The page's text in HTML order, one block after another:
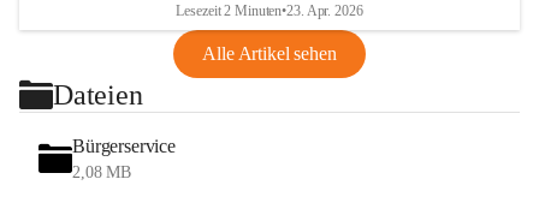
Lesezeit 2 Minuten•23. Apr. 2026
Alle Artikel sehen
Dateien
Bürgerservice
2,08 MB